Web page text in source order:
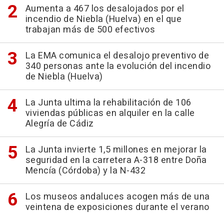
Aumenta a 467 los desalojados por el
incendio de Niebla (Huelva) en el que
trabajan más de 500 efectivos
La EMA comunica el desalojo preventivo de
340 personas ante la evolución del incendio
de Niebla (Huelva)
La Junta ultima la rehabilitación de 106
viviendas públicas en alquiler en la calle
Alegría de Cádiz
La Junta invierte 1,5 millones en mejorar la
seguridad en la carretera A-318 entre Doña
Mencía (Córdoba) y la N-432
Los museos andaluces acogen más de una
veintena de exposiciones durante el verano